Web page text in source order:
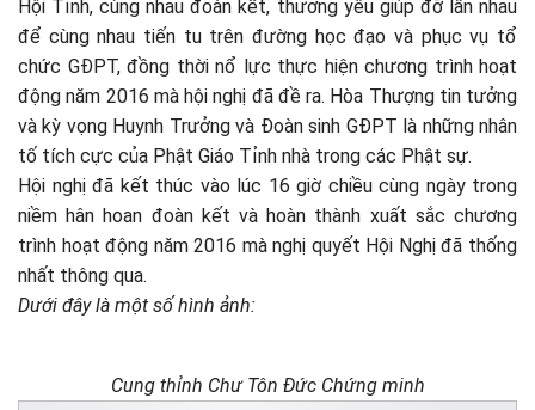
Hội Tỉnh, cùng nhau đoàn kết, thương yêu giúp đỡ lẫn nhau
để cùng nhau tiến tu trên đường học đạo và phục vụ tổ
chức GĐPT, đồng thời nổ lực thực hiện chương trình hoạt
động năm 2016 mà hội nghị đã đề ra. Hòa Thượng tin tưởng
và kỳ vọng Huynh Trưởng và Đoàn sinh GĐPT là những nhân
tố tích cực của Phật Giáo Tỉnh nhà trong các Phật sự.
Hội nghị đã kết thúc vào lúc 16 giờ chiều cùng ngày trong
niềm hân hoan đoàn kết và hoàn thành xuất sắc chương
trình hoạt động năm 2016 mà nghị quyết Hội Nghị đã thống
nhất thông qua.
Dưới đây là một số hình ảnh:
Cung thỉnh Chư Tôn Đức Chứng minh